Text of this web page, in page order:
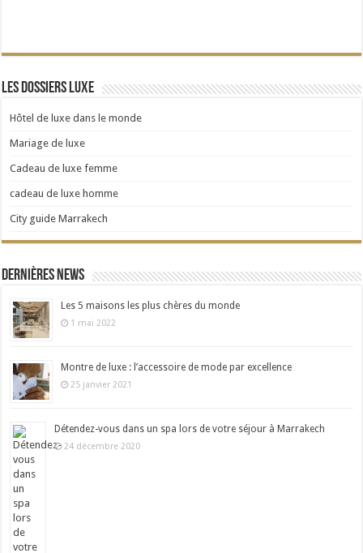
Les dossiers Luxe
Hôtel de luxe dans le monde
Mariage de luxe
Cadeau de luxe femme
cadeau de luxe homme
City guide Marrakech
Dernières news
Les 5 maisons les plus chères du monde
1 mai 2022
Montre de luxe : l’accessoire de mode par excellence
25 janvier 2021
Détendez-vous dans un spa lors de votre séjour à Marrakech
24 décembre 2020